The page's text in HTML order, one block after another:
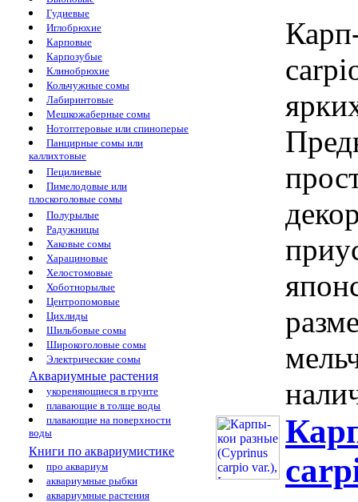
Гудиевые
Иглобрюхие
Карповые
Карпозубые
Клинобрюхие
Кольчужные сомы
Лабиринтовые
Мешкожаберные сомы
Нотоптеровые или спиноперые
Панцирные сомы или
каллихтовые
Пецилиевые
Пимелодовые или
плоскоголовые сомы
Полурылые
Радужницы
Хаковые сомы
Харациновые
Хелостомовые
Хоботнорылые
Центропомовые
Цихлиды
Шильбовые сомы
Широкоголовые сомы
Электрические сомы
Аквариумные растения
укореняющиеся в грунте
плавающие в толще воды
плавающие на поверхности
воды
Книги по аквариумистике
про аквариум
аквариумные рыбки
аквариумные растения